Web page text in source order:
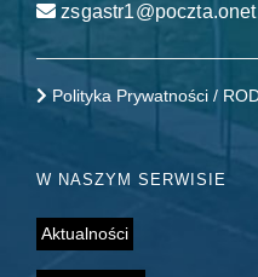
Polityka Prywatności /
W NASZYM SERWISIE
Aktualności